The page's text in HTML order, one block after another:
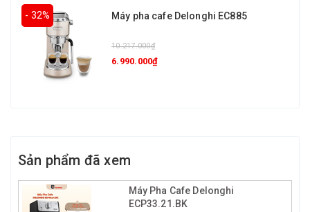
- 32% Máy pha cafe Delonghi EC885
10.217.000₫
6.990.000₫
Sản phẩm đã xem
Máy Pha Cafe Delonghi
ECP33.21.BK